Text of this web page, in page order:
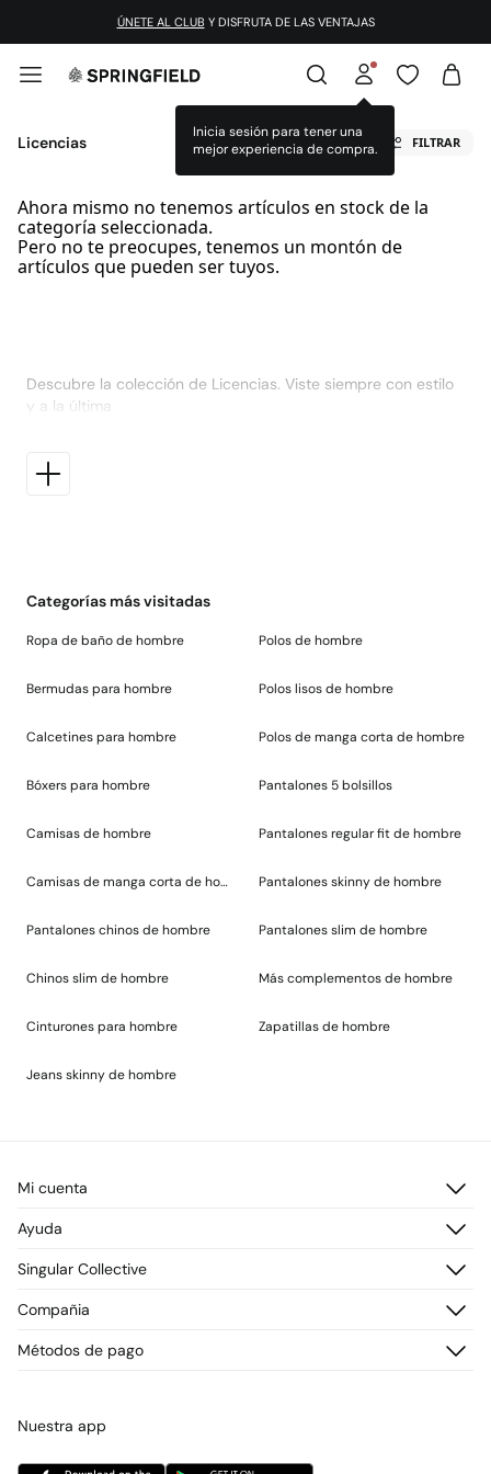
ÚNETE AL CLUB Y DISFRUTA DE LAS VENTAJAS
Inicia sesión para tener una
mejor experiencia de compra.
Licencias FILTRAR
Ahora mismo no tenemos artículos en stock de la
categoría seleccionada.
Pero no te preocupes, tenemos un montón de
artículos que pueden ser tuyos.
Descubre la colección de Licencias. Viste siempre con estilo
y a la última
Categorías más visitadas
Ropa de baño de hombre
Bermudas para hombre
Calcetines para hombre
Bóxers para hombre
Camisas de hombre
Camisas de manga corta de hombre
Pantalones chinos de hombre
Chinos slim de hombre
Cinturones para hombre
Jeans skinny de hombre
Polos de hombre
Polos lisos de hombre
Polos de manga corta de hombre
Pantalones 5 bolsillos
Pantalones regular fit de hombre
Pantalones skinny de hombre
Pantalones slim de hombre
Más complementos de hombre
Zapatillas de hombre
Mi cuenta
Registrarme
Direcciones de envío
Ayuda
Preguntas frecuentes
Envío
Promociones vigentes
Singular Collective
¡Únete!
Compañia
Tiendas
Métodos de pago
Nuestra app